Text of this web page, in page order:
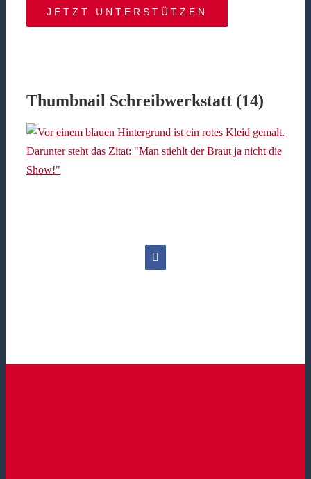
JETZT UNTERSTÜTZEN
Thumbnail Schreibwerkstatt (14)
Facebook